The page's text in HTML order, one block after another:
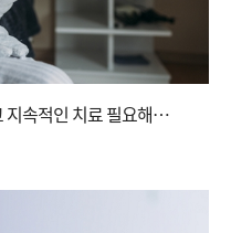
지속적인 치료 필요해…